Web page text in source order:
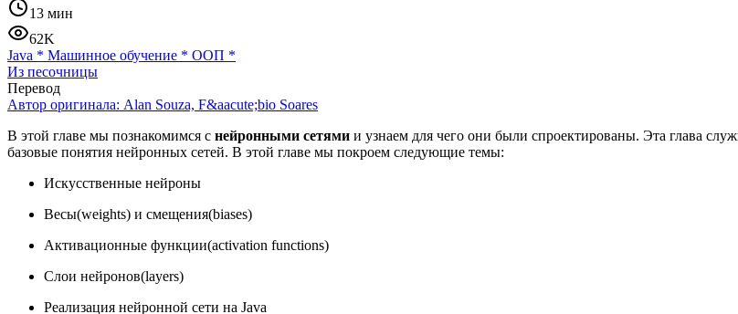
13 мин
62K
Java * Машинное обучение * ООП *
Из песочницы
Перевод
Автор оригинала: Alan Souza, F&aacute;bio Soares
В этой главе мы познакомимся с нейронными сетями и узнаем для чего они были спроектированы. Эта глава
базовые понятия нейронных сетей. В этой главе мы покроем следующие темы:
Искусственные нейроны
Весы(weights) и смещения(biases)
Активационные функции(activation functions)
Слои нейронов(layers)
Реализация нейронной сети на Java